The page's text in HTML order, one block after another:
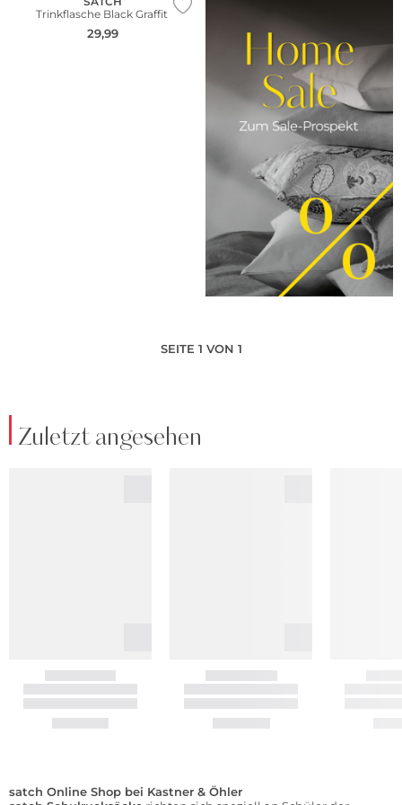
Trinkflasche Black Graffiti
29,99
SEITE 1 VON 1
Zuletzt angesehen
satch Online Shop bei Kastner & Öhler